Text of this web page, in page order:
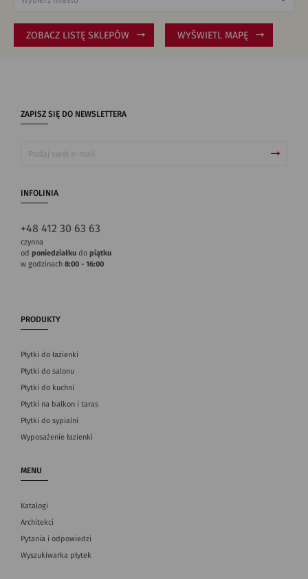
ZOBACZ LISTĘ SKLEPÓW WYŚWIETL MAPĘ
ZAPISZ SIĘ DO NEWSLETTERA
INFOLINIA
+48 412 30 63 63
czynna
od poniedziałku do piątku
w godzinach 8:00 - 16:00
PRODUKTY
Płytki do łazienki
Płytki do salonu
Płytki do kuchni
Płytki na balkon i taras
Płytki do sypialni
Wyposażenie łazienki
MENU
Katalogi
Architekci
Pytania i odpowiedzi
Wyszukiwarka płytek